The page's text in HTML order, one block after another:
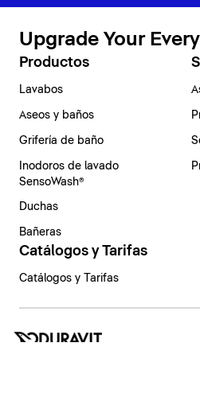
Upgrade Your
Productos
Lavabos
Aseos y baños
Grifería de baño
Inodoros de lavado
SensoWash®
Duchas
Bañeras
Catálogos y Tarifas
Catálogos y Tarifas